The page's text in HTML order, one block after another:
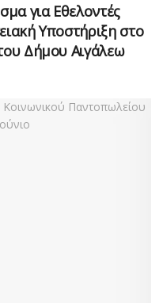
για Εθελοντές
Υποστήριξη στο
Δήμου Αιγάλεω